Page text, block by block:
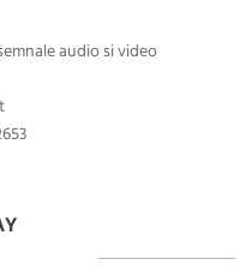
audio si video